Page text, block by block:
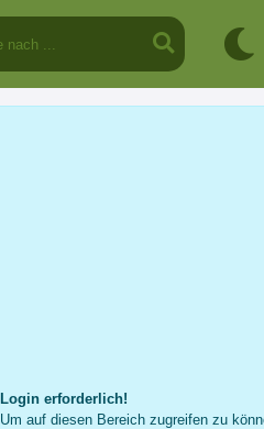
Login erforderlich!
Um auf diesen Bereich zugreifen zu